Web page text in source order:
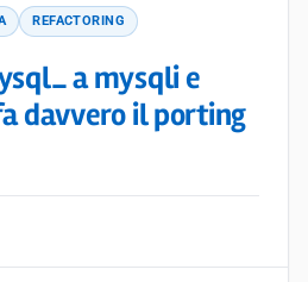
REFACTORING
a mysqli e
davvero il porting